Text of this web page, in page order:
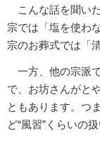
こんな話を聞い
宗では「塩を使わ
宗のお葬式では「
一方、他の宗派
で、お坊さんがと
ともあります。つ
ど“風習”くらいの